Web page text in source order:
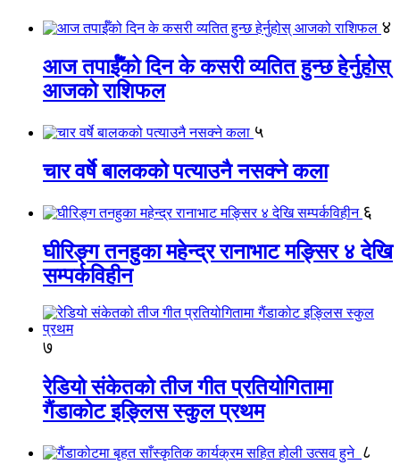
४
आज तपाईँको दिन के कसरी व्यतित हुन्छ हेर्नुहोस्
आजको राशिफल
५
चार वर्षे बालकको पत्याउनै नसक्ने कला
६
घीरिङ्ग तनहुका महेन्द्र रानाभाट मङ्सिर ४ देखि
सम्पर्कविहीन
७
रेडियो संकेतको तीज गीत प्रतियोगितामा
गैंडाकोट इङ्लिस स्कुल प्रथम
८